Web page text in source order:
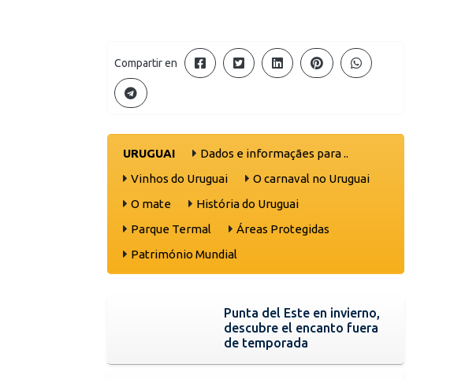
Compartir en
URUGUAI
Dados e informaçães para ..
Vinhos do Uruguai
O carnaval no Uruguai
O mate
História do Uruguai
Parque Termal
Áreas Protegidas
Património Mundial
Punta del Este en invierno,
descubre el encanto fuera
de temporada